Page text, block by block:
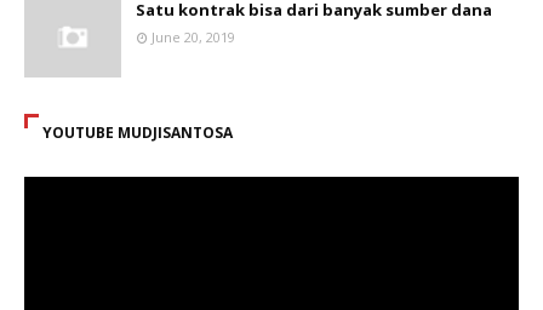
Satu kontrak bisa dari banyak sumber dana
June 20, 2019
YOUTUBE MUDJISANTOSA